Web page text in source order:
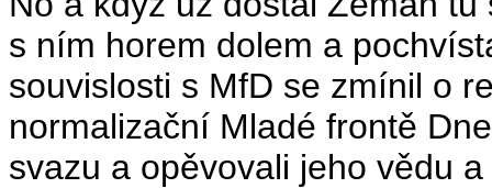
s ním horem dolem a
souvislosti s MfD se zmínil o
normalizační Mladé frontě
svazu a opěvovali jeho vědu